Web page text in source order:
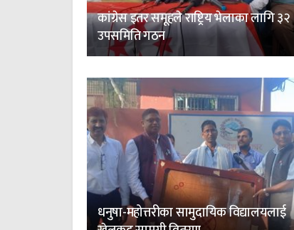
कांग्रेस इतर समूहले राष्ट्रिय भेलाका लागि ३२
उपसमिति गठन
धनुषा-महोत्तरीका सामुदायिक विद्यालयलाई